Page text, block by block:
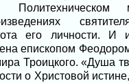
его личности. И
епископом
Троицкого. «Душа
о Христовой